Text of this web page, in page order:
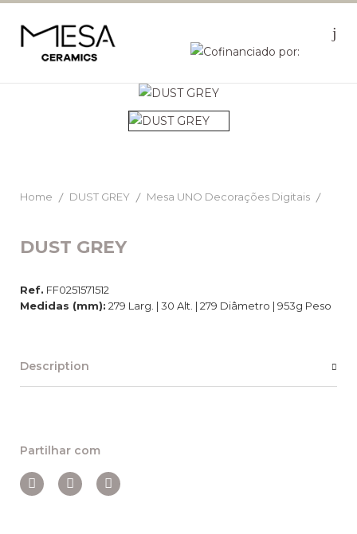
Home DUST GREY Mesa UNO Decorações Digitais
DUST GREY
Ref. FF0251571512
Medidas (mm): 279 Larg. | 30 Alt. | 279 Diâmetro | 953g Peso
Description
Partilhar com